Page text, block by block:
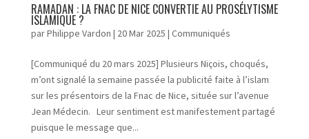
RAMADAN : LA FNAC DE NICE CONVERTIE AU PROSÉLYTISME
ISLAMIQUE ?
parPhilippe Vardon | 20 Mar 2025 | Communiqués
[Communiqué du 20 mars 2025] Plusieurs Niçois, choqués,
m’ont signalé la semaine passée la publicité faite à l’islam
sur les présentoirs de la Fnac de Nice, située sur l’avenue
Jean Médecin. Leur sentiment est manifestement partagé
puisque le message que...